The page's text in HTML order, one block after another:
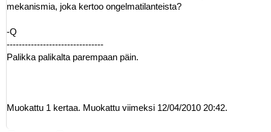
mekanismia, joka kertoo ongelmatilanteista?
-Q
--------------------------------
Palikka palikalta parempaan päin.
Muokattu 1 kertaa. Muokattu viimeksi 12/04/2010 20:42.